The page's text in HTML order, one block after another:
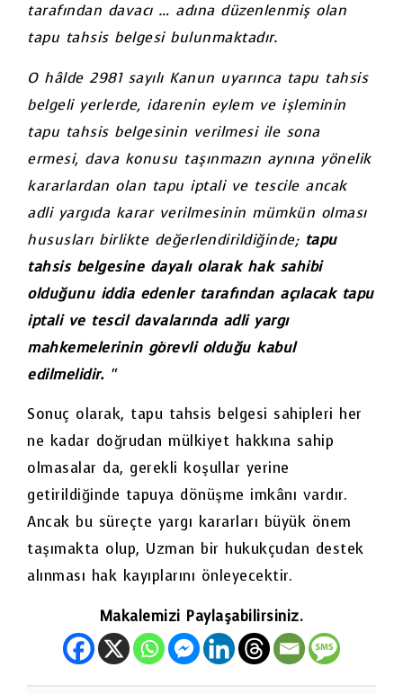
tarafından davacı … adına düzenlenmiş olan
tapu tahsis belgesi bulunmaktadır.
O hâlde 2981 sayılı Kanun uyarınca tapu tahsis
belgeli yerlerde, idarenin eylem ve işleminin
tapu tahsis belgesinin verilmesi ile sona
ermesi, dava konusu taşınmazın aynına yönelik
kararlardan olan tapu iptali ve tescile ancak
adli yargıda karar verilmesinin mümkün olması
hususları birlikte değerlendirildiğinde; tapu
tahsis belgesine dayalı olarak hak sahibi
olduğunu iddia edenler tarafından açılacak tapu
iptali ve tescil davalarında adli yargı
mahkemelerinin görevli olduğu kabul
edilmelidir.“
Sonuç olarak, tapu tahsis belgesi sahipleri her
ne kadar doğrudan mülkiyet hakkına sahip
olmasalar da, gerekli koşullar yerine
getirildiğinde tapuya dönüşme imkânı vardır.
Ancak bu süreçte yargı kararları büyük önem
taşımakta olup, Uzman bir hukukçudan destek
alınması hak kayıplarını önleyecektir.
Makalemizi Paylaşabilirsiniz.